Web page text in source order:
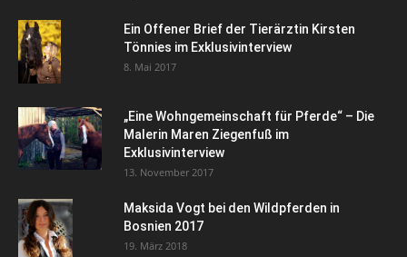
Ein Offener Brief der Tierärztin Kirsten
Tönnies im Exklusivinterview
8. Mai 2017
„Eine Wohngemeinschaft für Pferde“ – Die
Malerin Maren Ziegenfuß im
Exklusivinterview
13. November 2017
Maksida Vogt bei den Wildpferden in
Bosnien 2017
19. März 2018